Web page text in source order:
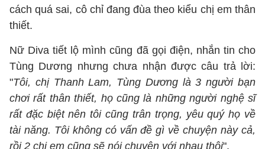
cách quá sai, cô chỉ đang đùa theo kiểu chị em thân
thiết.
Nữ Diva tiết lộ mình cũng đã gọi điện, nhắn tin cho
Tùng Dương nhưng chưa nhận được câu trả lời:
"Tôi, chị Thanh Lam, Tùng Dương là 3 người bạn
chơi rất thân thiết, họ cũng là những người nghệ sĩ
rất đặc biệt nên tôi cũng trân trọng, yêu quý họ về
tài năng. Tôi không có vấn đề gì về chuyện này cả,
rồi 2 chị em cũng sẽ nói chuyện với nhau thôi".